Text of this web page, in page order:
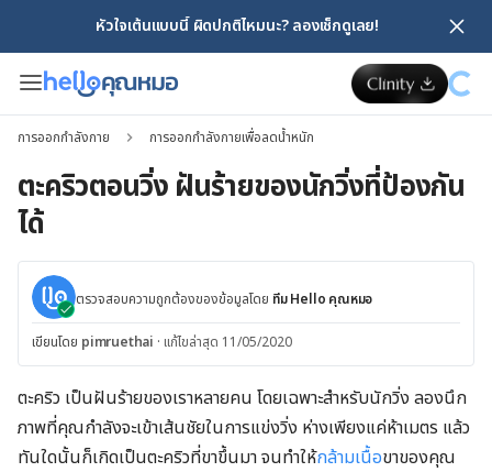
หัวใจเต้นแบบนี้ ผิดปกติไหมนะ? ลองเช็กดูเลย!
การออกกำลังกาย การออกกำลังกายเพื่อลดน้ำหนัก
ตะคริวตอนวิ่ง ฝันร้ายของนักวิ่งที่ป้องกัน
ได้
ตรวจสอบความถูกต้องของข้อมูลโดย ทีม Hello คุณหมอ
เขียนโดย pimruethai · แก้ไขล่าสุด 11/05/2020
ตะคริว เป็นฝันร้ายของเราหลายคน โดยเฉพาะสำหรับนักวิ่ง ลองนึก
ภาพที่คุณกำลังจะเข้าเส้นชัยในการแข่งวิ่ง ห่างเพียงแค่ห้าเมตร แล้ว
ทันใดนั้นก็เกิดเป็นตะคริวที่ขาขึ้นมา จนทำให้กล้ามเนื้อขาของคุณ